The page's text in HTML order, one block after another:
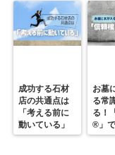
成功する石材
店の共通点は
「考える前に
動いている」
お墓
る常
る！
®」